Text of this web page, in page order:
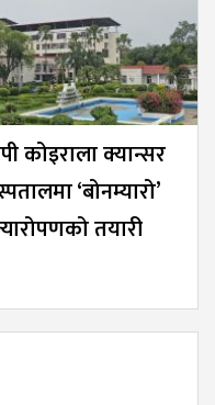
कोइराला क्यान्सर
‘बोनम्यारो’
तयारी